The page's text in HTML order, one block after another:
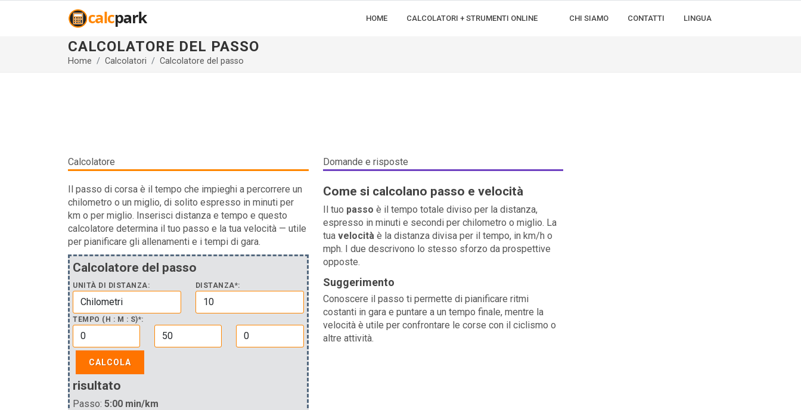
HOME CALCOLATORI + STRUMENTI ONLINE CHI SIAMO CONTATTI LINGUA
CALCOLATORE DEL PASSO
Home Calcolatori Calcolatore del passo
Calcolatore
Il passo di corsa è il tempo che impieghi a percorrere un
chilometro o un miglio, di solito espresso in minuti per
km o per miglio. Inserisci distanza e tempo e questo
calcolatore determina il tuo passo e la tua velocità — utile
per pianificare gli allenamenti e i tempi di gara.
Calcolatore del passo
UNITÀ DI DISTANZA: DISTANZA*:
TEMPO (H : M : S)*:
CALCOLA
risultato
Passo: 5:00 min/km
Domande e risposte
Come si calcolano passo e velocità
Il tuo passo è il tempo totale diviso per la distanza,
espresso in minuti e secondi per chilometro o miglio. La
tua velocitàè la distanza divisa per il tempo, in km/h o
mph. I due descrivono lo stesso sforzo da prospettive
opposte.
Suggerimento
Conoscere il passo ti permette di pianificare ritmi
costanti in gara e puntare a un tempo finale, mentre la
velocità è utile per confrontare le corse con il ciclismo o
altre attività.